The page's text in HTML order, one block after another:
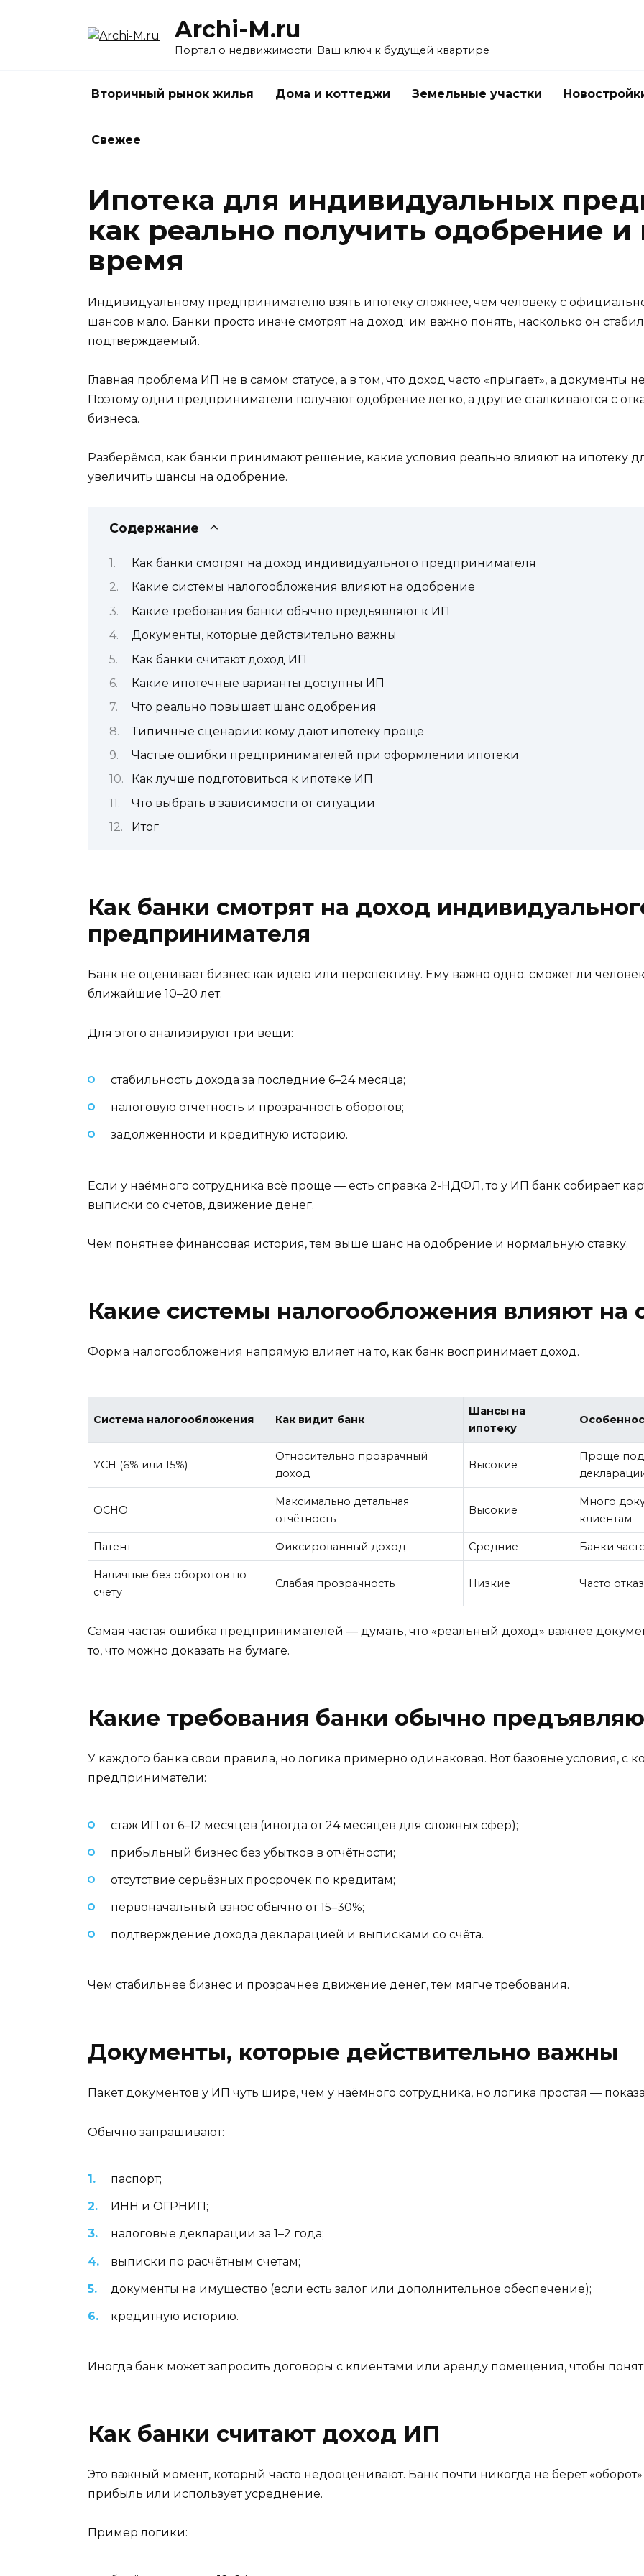
Archi-M.ru
Портал о недвижимости: Ваш ключ к будущей квартире
Вторичный рынок жилья Дома и коттеджи Земельные участки
Свежее
Ипотека для индивидуальных
как реально получить одобрение и
время
Индивидуальному предпринимателю взять ипотеку сложнее, чем человеку с
шансов мало. Банки просто иначе смотрят на доход: им важно понять, насколько он
подтверждаемый.
Главная проблема ИП не в самом статусе, а в том, что доход часто «прыгает», а документы
Поэтому одни предприниматели получают одобрение легко, а другие сталкиваются с
бизнеса.
Разберёмся, как банки принимают решение, какие условия реально влияют на ипотеку
увеличить шансы на одобрение.
Содержание
Как банки смотрят на доход индивидуального предпринимателя
Какие системы налогообложения влияют на одобрение
Какие требования банки обычно предъявляют к ИП
Документы, которые действительно важны
Как банки считают доход ИП
Какие ипотечные варианты доступны ИП
Что реально повышает шанс одобрения
Типичные сценарии: кому дают ипотеку проще
Частые ошибки предпринимателей при оформлении ипотеки
Как лучше подготовиться к ипотеке ИП
Что выбрать в зависимости от ситуации
Итог
Как банки смотрят на доход
предпринимателя
Банк не оценивает бизнес как идею или перспективу. Ему важно одно: сможет ли
ближайшие 10–20 лет.
Для этого анализируют три вещи:
стабильность дохода за последние 6–24 месяца;
налоговую отчётность и прозрачность оборотов;
задолженности и кредитную историю.
Если у наёмного сотрудника всё проще — есть справка 2-НДФЛ, то у ИП банк собирает
выписки со счетов, движение денег.
Чем понятнее финансовая история, тем выше шанс на одобрение и нормальную ставку.
Какие системы налогообложения влияют на
Форма налогообложения напрямую влияет на то, как банк воспринимает доход.
Система налогообложения Как видит банк
Шансы на
ипотеку
УСН (6% или 15%)
Относительно прозрачный
доход
Высокие
Проще
ОСНО
Максимально детальная
отчётность
Высокие
Много
клиентам
Патент Фиксированный доход Средние Банки
Наличные без оборотов по
счету
Слабая прозрачность Низкие Часто
Самая частая ошибка предпринимателей — думать, что «реальный доход» важнее
то, что можно доказать на бумаге.
Какие требования банки обычно
У каждого банка свои правила, но логика примерно одинаковая. Вот базовые условия, с
предприниматели:
стаж ИП от 6–12 месяцев (иногда от 24 месяцев для сложных сфер);
прибыльный бизнес без убытков в отчётности;
отсутствие серьёзных просрочек по кредитам;
первоначальный взнос обычно от 15–30%;
подтверждение дохода декларацией и выписками со счёта.
Чем стабильнее бизнес и прозрачнее движение денег, тем мягче требования.
Документы, которые действительно важны
Пакет документов у ИП чуть шире, чем у наёмного сотрудника, но логика простая —
Обычно запрашивают:
паспорт;
ИНН и ОГРНИП;
налоговые декларации за 1–2 года;
выписки по расчётным счетам;
документы на имущество (если есть залог или дополнительное обеспечение);
кредитную историю.
Иногда банк может запросить договоры с клиентами или аренду помещения, чтобы
Как банки считают доход ИП
Это важный момент, который часто недооценивают. Банк почти никогда не берёт
прибыль или использует усреднение.
Пример логики: